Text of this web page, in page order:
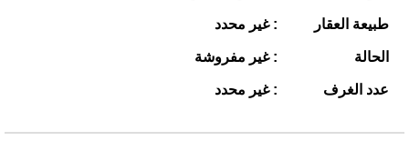
طبيعة العقار : غير محدد
الحالة : غير مفروشة
عدد الغرف : غير محدد